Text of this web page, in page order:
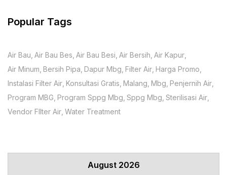
Popular Tags
Air Bau Air Bau Bes Air Bau Besi Air Bersih Air Kapur
Air Minum Bersih Pipa Dapur Mbg Filter Air Harga Promo
Instalasi Filter Air Konsultasi Gratis Malang Mbg Penjernih Air
Program MBG Program Sppg Mbg Sppg Mbg Sterilisasi Air
Vendor FIlter Air Water Treatment
August 2026